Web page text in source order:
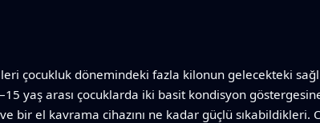
çocukluk dönemindeki fazla kilonun gelecekteki
yaş arası çocuklarda iki basit kondisyon
el kavrama cihazını ne kadar güçlü sıkabildikleri.